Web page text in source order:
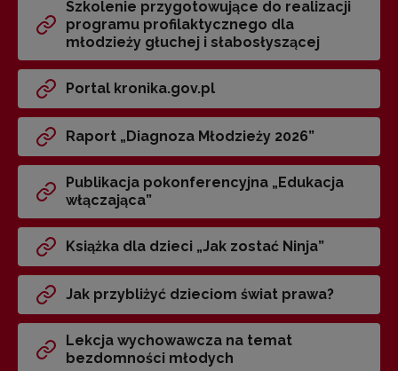
Szkolenie przygotowujące do realizacji
programu profilaktycznego dla
młodzieży głuchej i słabosłyszącej
Portal kronika.gov.pl
Raport „Diagnoza Młodzieży 2026”
Publikacja pokonferencyjna „Edukacja
włączająca”
Książka dla dzieci „Jak zostać Ninja”
Jak przybliżyć dzieciom świat prawa?
Lekcja wychowawcza na temat
bezdomności młodych